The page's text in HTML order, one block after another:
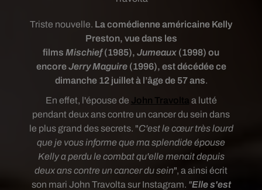
Triste nouvelle. La comédienne américaine Kelly
Preston, vue dans les
films Mischief(1985), Jumeaux (1998) ou
encoreJerry Maguire(1996), est décédée ce
dimanche 12 juillet à l’âge de 57 ans.
En effet, l'épouse de John Travolta a lutté
pendant deux ans contre un cancer du sein dans
le plus grand des secrets. "C'est le cœur très lourd
que je vous informe que ma splendide épouse
Kelly a perdu le combat qu'elle menait depuis
deux ans contre un cancer du sein", a ainsi écrit
son mari John Travolta sur Instagram. "Elle s'est